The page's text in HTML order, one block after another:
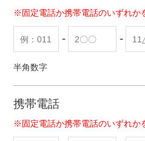
※固定電話か携帯電話のいずれか
- -
半角数字
携帯電話
※固定電話か携帯電話のいずれか